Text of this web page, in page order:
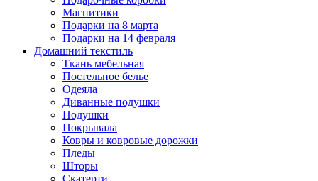
Магнитики
Подарки на 8 марта
Подарки на 14 февраля
Домашний текстиль
Ткань мебельная
Постельное белье
Одеяла
Диванные подушки
Подушки
Покрывала
Ковры и ковровые дорожки
Пледы
Шторы
Скатерти